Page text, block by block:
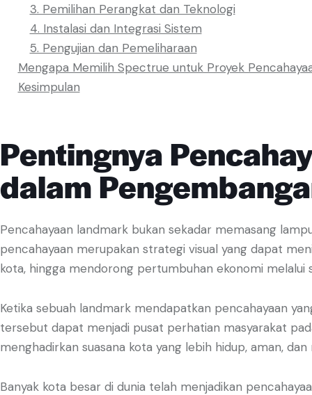
3. Pemilihan Perangkat dan Teknologi
4. Instalasi dan Integrasi Sistem
5. Pengujian dan Pemeliharaan
Mengapa Memilih Spectrue untuk Proyek
Kesimpulan
Pentingnya
dalam
Pencahayaan landmark bukan sekadar memasang
pencahayaan merupakan strategi visual yang dapat
kota, hingga mendorong pertumbuhan ekonomi melalui
Ketika sebuah landmark mendapatkan pencahayaan
tersebut dapat menjadi pusat perhatian masyarakat
menghadirkan suasana kota yang lebih hidup, aman,
Banyak kota besar di dunia telah menjadikan